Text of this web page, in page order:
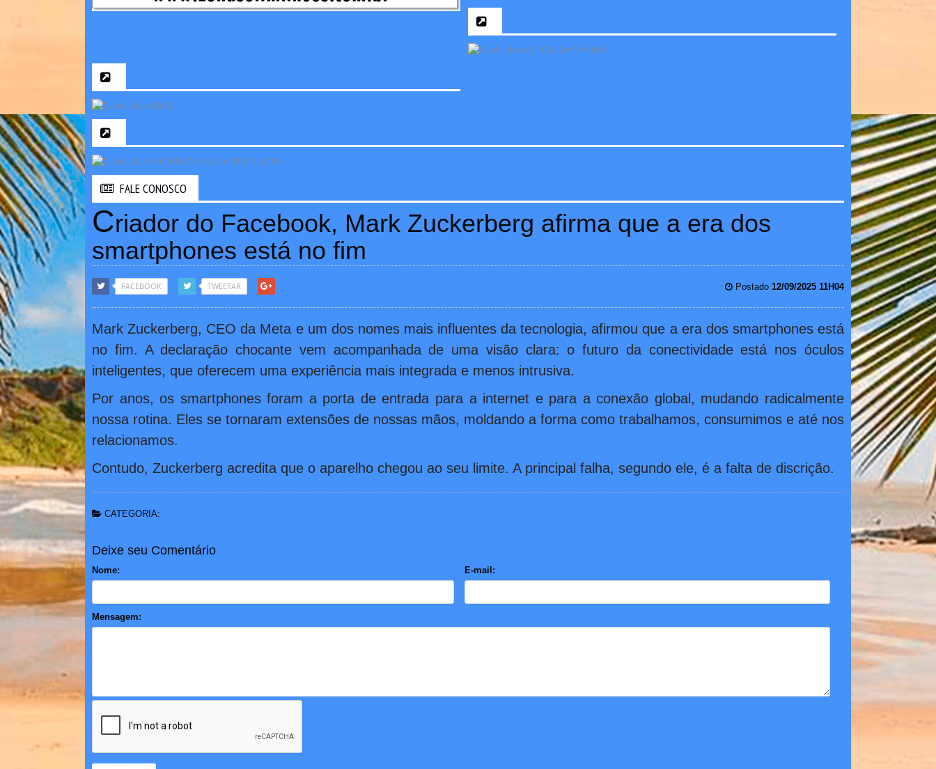
FALE CONOSCO
Criador do Facebook, Mark Zuckerberg afirma que a era dos
smartphones está no fim
FACEBOOK TWEETAR Postado 12/09/2025 11H04
Mark Zuckerberg, CEO da Meta e um dos nomes mais influentes da tecnologia, afirmou que a era dos smartphones está
no fim. A declaração chocante vem acompanhada de uma visão clara: o futuro da conectividade está nos óculos
inteligentes, que oferecem uma experiência mais integrada e menos intrusiva.
Por anos, os smartphones foram a porta de entrada para a internet e para a conexão global, mudando radicalmente
nossa rotina. Eles se tornaram extensões de nossas mãos, moldando a forma como trabalhamos, consumimos e até nos
relacionamos.
Contudo, Zuckerberg acredita que o aparelho chegou ao seu limite. A principal falha, segundo ele, é a falta de discrição.
CATEGORIA:
Deixe seu Comentário
Nome: E-mail:
Mensagem: